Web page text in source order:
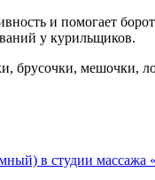
и помогает
у курильщиков.
мешочки,
в студии массажа